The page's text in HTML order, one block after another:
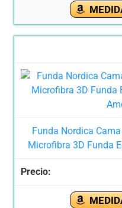
Funda Nordica
Microfibra 3D Funda